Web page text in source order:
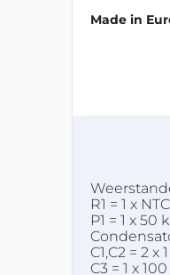
Made in
R1 = 1 x
P1 = 1 x
C1,C2 = 2 x
C3 = 1 x